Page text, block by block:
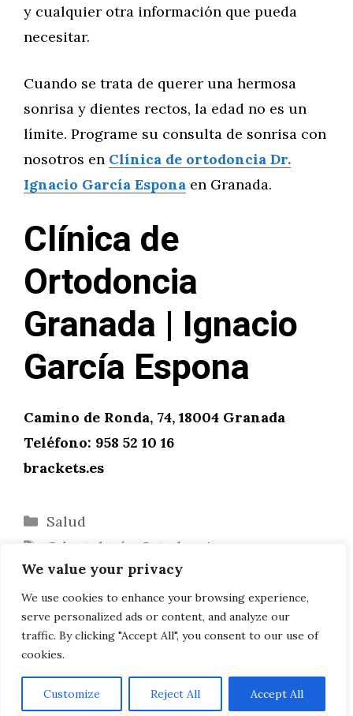
We value your privacy
We use cookies to enhance your browsing experience,
serve personalized ads or content, and analyze our
traffic. By clicking "Accept All", you consent to our use of
cookies.
Customize Reject All Accept All
y cualquier otra información que pueda
necesitar.
Cuando se trata de querer una hermosa
sonrisa y dientes rectos, la edad no es un
límite. Programe su consulta de sonrisa con
nosotros en Clínica de ortodoncia Dr.
Ignacio García Espona en Granada.
Clínica de
Ortodoncia
Granada | Ignacio
García Espona
Camino de Ronda, 74, 18004 Granada
Teléfono: 958 52 10 16
brackets.es
Categorías
Salud
Etiquetas
Odontología
Ortodoncia
Cosas a tener en cuenta al elegir el
nombre de tu negocio
La revolución de la educación
AVISO LEGAL, POLITICA DE PRIVACIDAD, COOKIES